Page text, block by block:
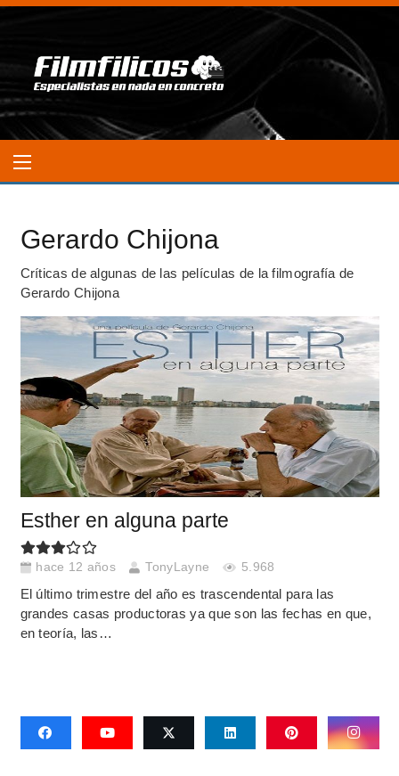
Gerardo Chijona
Críticas de algunas de las películas de la filmografía de
Gerardo Chijona
Esther en alguna parte
hace 12 años TonyLayne 5.968
El último trimestre del año es trascendental para las
grandes casas productoras ya que son las fechas en que,
en teoría, las…